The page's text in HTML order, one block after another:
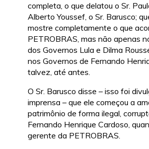
completa, o que delatou o Sr.
Alberto Youssef, o Sr. Barusco;
mostre completamente o que
PETROBRAS, mas não apenas
dos Governos Lula e Dilma
nos Governos de Fernando
talvez, até antes.
O Sr. Barusco disse – isso foi
imprensa – que ele começou a
patrimônio de forma ilegal,
Fernando Henrique Cardoso,
gerente da PETROBRAS.